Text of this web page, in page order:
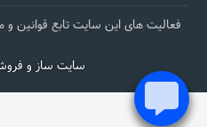
فعالیت های این سایت تابع قوانین
سایت ساز و